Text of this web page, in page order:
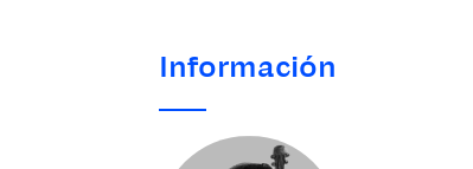
Información